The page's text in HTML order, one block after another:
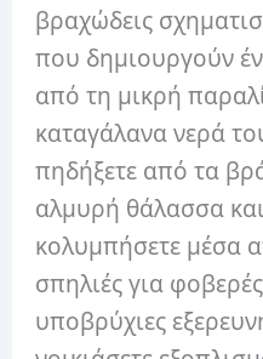
βραχώδεις
που δημιουργούν
από τη μικρή
καταγάλανα νερά
πηδήξετε από τα
αλμυρή θάλασσα
κολυμπήσετε μέσα
σπηλιές για
υποβρύχιες